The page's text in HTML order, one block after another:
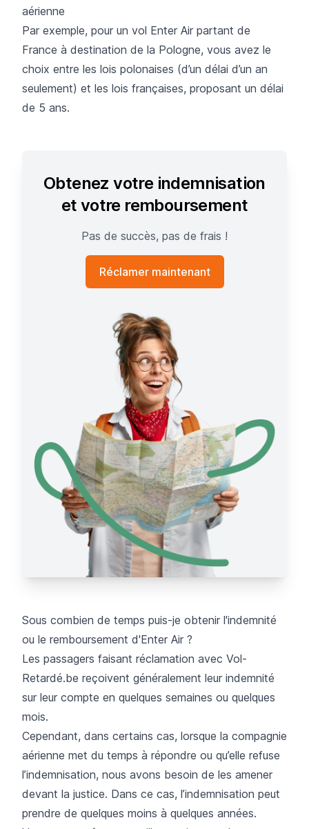
aérienne
Par exemple, pour un vol Enter Air partant de
France à destination de la Pologne, vous avez le
choix entre les lois polonaises (d’un délai d’un an
seulement) et les lois françaises, proposant un délai
de 5 ans.
Obtenez votre indemnisation
et votre remboursement
Pas de succès, pas de frais !
Réclamer maintenant
Sous combien de temps puis-je obtenir l'indemnité
ou le remboursement d'Enter Air ?
Les passagers faisant réclamation avec Vol-
Retardé.be reçoivent généralement leur indemnité
sur leur compte en quelques semaines ou quelques
mois.
Cependant, dans certains cas, lorsque la compagnie
aérienne met du temps à répondre ou qu’elle refuse
l’indemnisation, nous avons besoin de les amener
devant la justice. Dans ce cas, l’indemnisation peut
prendre de quelques moins à quelques années.